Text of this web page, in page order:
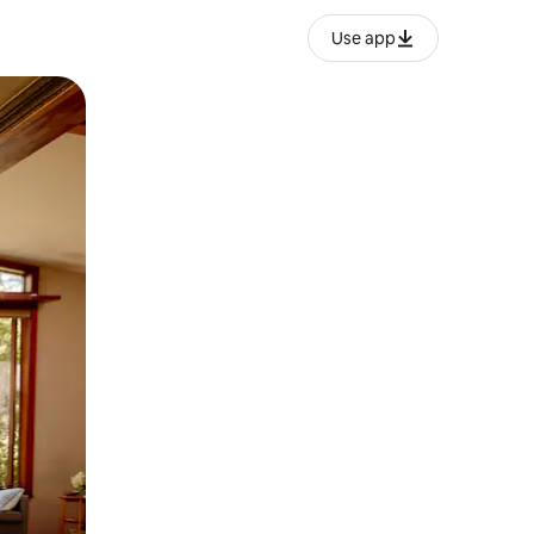
Use app
შეხებისა თუ თითის გასმის ჟესტები.